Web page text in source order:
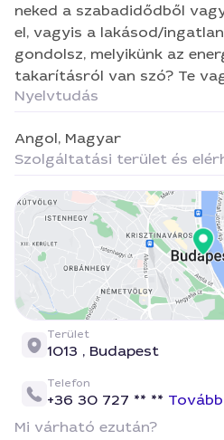
neked a szabadidődből
el, vagyis a lakásod/
gondolsz, melyikünk az
takarításról van szó? Te
Nyelvtudás
Angol, Magyar
Szolgáltatási terület és
Terület
1013 , Budapest
Telefon
+36 30 727 ** ** Tovább
Mi várható ezután?